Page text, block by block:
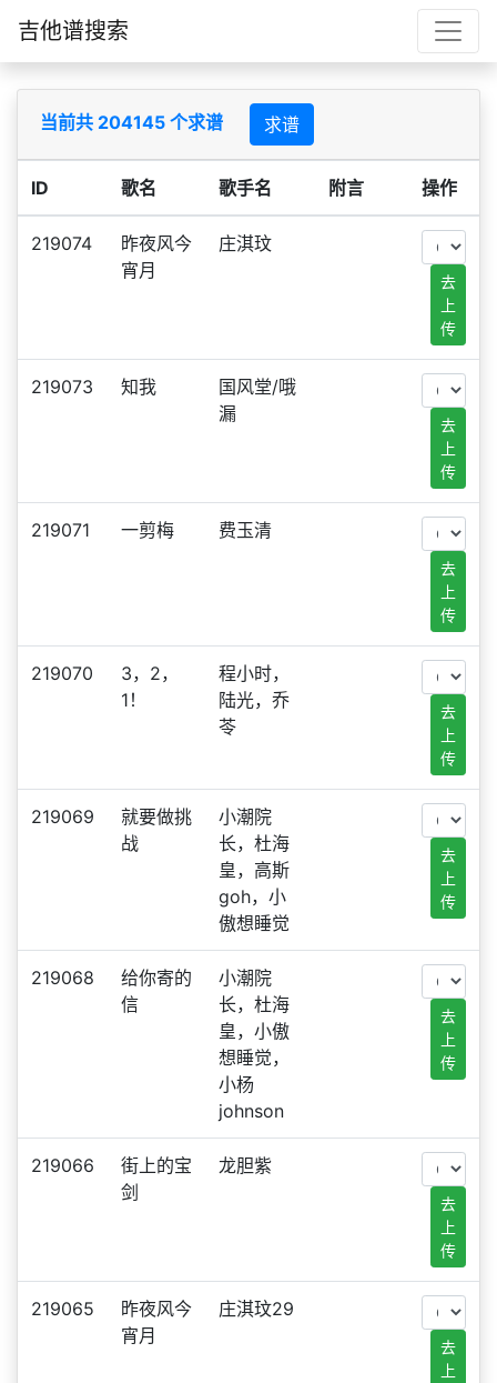
吉他谱搜索
当前共 204145 个求谱 求谱
ID 歌名 歌手名 附言 操作
219074
昨夜风今
宵月
庄淇玟
去
上
传
219073 知我
国风堂/哦
漏
去
上
传
219071 一剪梅 费玉清
去
上
传
219070
3，2，
1！
程小时，
陆光，乔
苓
去
上
传
219069
就要做挑
战
小潮院
长，杜海
皇，高斯
goh，小
傲想睡觉
去
上
传
219068
给你寄的
信
小潮院
长，杜海
皇，小傲
想睡觉，
小杨
johnson
去
上
传
219066
街上的宝
剑
龙胆紫
去
上
传
219065
昨夜风今
宵月
庄淇玟29
去
上